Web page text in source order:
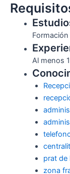
Al menos
prat de
zona